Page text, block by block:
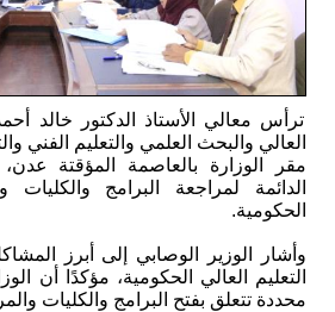
ترأس معالي الأستاذ الدكتور خالد
العالي والبحث العلمي والتعليم الفني
مقر الوزارة بالعاصمة المؤقتة عدن،
الدائمة لمراجعة البرامج
الحكومية.
وأشار الوزير الوصابي إلى أبرز
التعليم العالي الحكومية، مؤكدًا أن
محددة تتعلق بفتح البرامج والكليات